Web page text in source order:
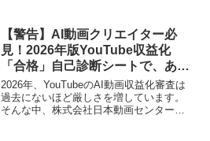
【警告】AI動画クリエイター必
見！2026年版YouTube収益化
「合格」自己診断シートで、あな
たのチャンネルを”推し”に！
2026年、YouTubeのAI動画収益化審査は
過去にないほど厳しさを増しています。
そんな中、株式会社日本動画センター